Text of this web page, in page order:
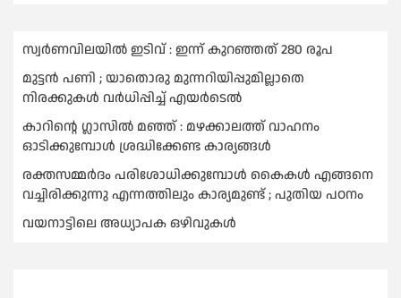
സ്വർണവിലയില്‍ ഇടിവ് : ഇന്ന് കുറഞ്ഞത് 280 രൂപ
മുട്ടൻ പണി ; യാതൊരു മുന്നറിയിപ്പുമില്ലാതെ
നിരക്കുകള്‍ വർധിപ്പിച്ച്‌ എയർടെല്‍
കാറിൻ്റെ ഗ്ലാസിൽ മഞ്ഞ് : മഴക്കാലത്ത് വാഹനം
ഓടിക്കുമ്പോള്‍ ശ്രദ്ധിക്കേണ്ട കാര്യങ്ങൾ
രക്തസമ്മര്‍ദം പരിശോധിക്കുമ്പോള്‍ കൈകള്‍ എങ്ങനെ
വച്ചിരിക്കുന്നു എന്നത്തിലും കാര്യമുണ്ട് ; പുതിയ പഠനം
വയനാട്ടിലെ അധ്യാപക ഒഴിവുകൾ